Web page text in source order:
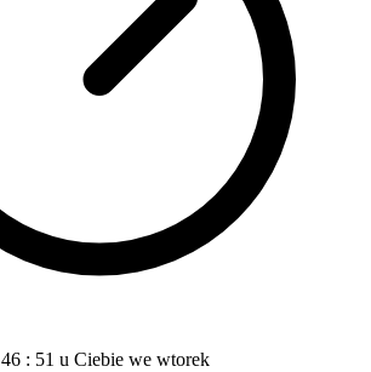
46 : 50 u Ciebie we wtorek